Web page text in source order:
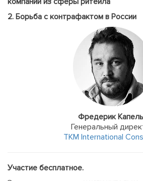
2. Борьба с контрафактом в России
Фредерик
Генеральный
TKM International
Участие бесплатное.